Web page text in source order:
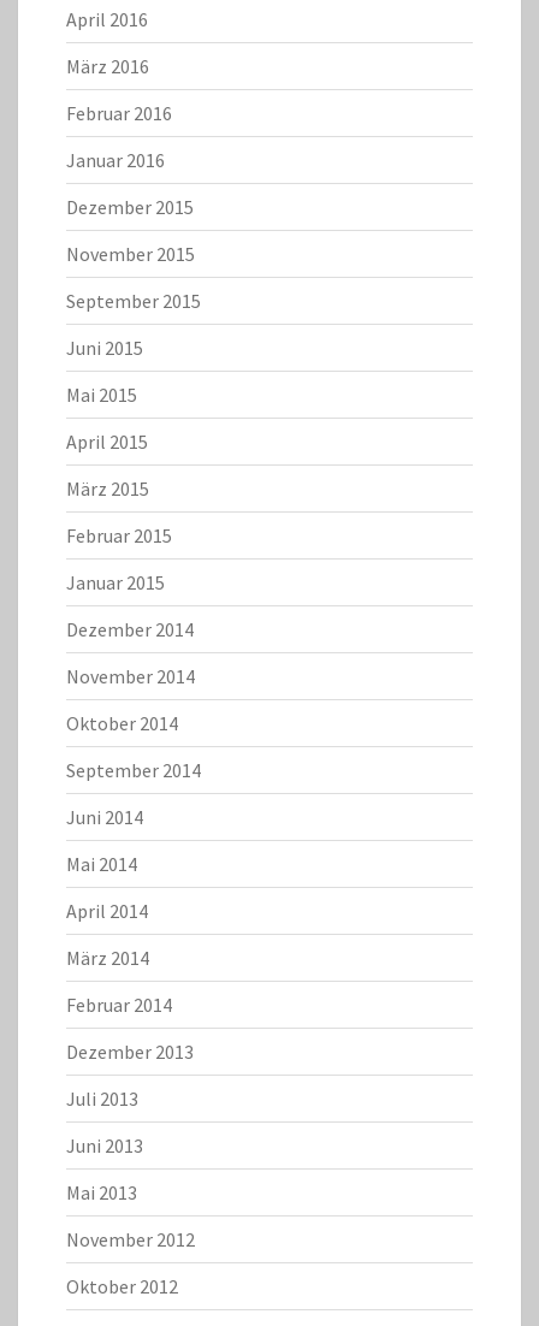
April 2016
März 2016
Februar 2016
Januar 2016
Dezember 2015
November 2015
September 2015
Juni 2015
Mai 2015
April 2015
März 2015
Februar 2015
Januar 2015
Dezember 2014
November 2014
Oktober 2014
September 2014
Juni 2014
Mai 2014
April 2014
März 2014
Februar 2014
Dezember 2013
Juli 2013
Juni 2013
Mai 2013
November 2012
Oktober 2012